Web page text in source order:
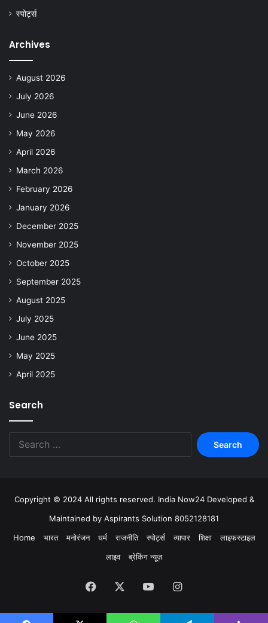
स्पोर्ट्स
Archives
August 2026
July 2026
June 2026
May 2026
April 2026
March 2026
February 2026
January 2026
December 2025
November 2025
October 2025
September 2025
August 2025
July 2025
June 2025
May 2025
April 2025
Search
Copyright © 2024 All rights reserved. India Now24 Developed &
Maintained by Aspirants Solution 8052128181
Home
भारत मनोरंजन धर्म राजनीति स्पोर्ट्स व्यापार शिक्षा
लाइफस्टाइल
लाइव
ब्रेकिंग न्यूज़